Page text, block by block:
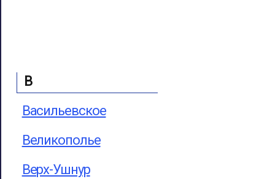
В
Васильевское
Великополье
Верх-Ушнур